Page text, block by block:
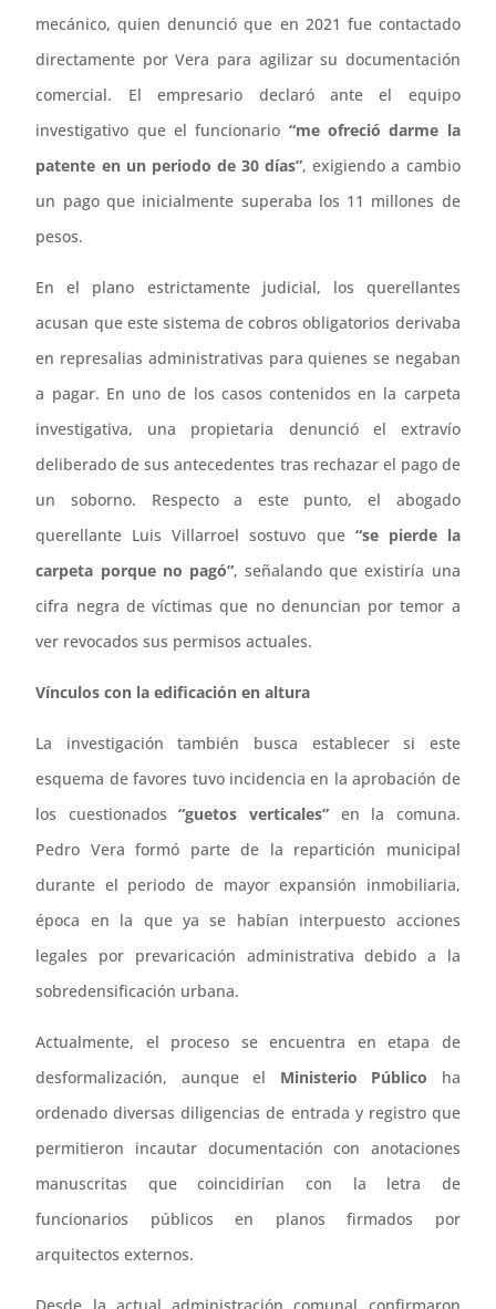
mecánico, quien denunció que en 2021 fue contactado
directamente por Vera para agilizar su documentación
comercial. El empresario declaró ante el equipo
investigativo que el funcionario “me ofreció darme la
patente en un periodo de 30 días”, exigiendo a cambio
un pago que inicialmente superaba los 11 millones de
pesos.
En el plano estrictamente judicial, los querellantes
acusan que este sistema de cobros obligatorios derivaba
en represalias administrativas para quienes se negaban
a pagar. En uno de los casos contenidos en la carpeta
investigativa, una propietaria denunció el extravío
deliberado de sus antecedentes tras rechazar el pago de
un soborno. Respecto a este punto, el abogado
querellante Luis Villarroel sostuvo que “se pierde la
carpeta porque no pagó”, señalando que existiría una
cifra negra de víctimas que no denuncian por temor a
ver revocados sus permisos actuales.
Vínculos con la edificación en altura
La investigación también busca establecer si este
esquema de favores tuvo incidencia en la aprobación de
los cuestionados“guetos verticales” en la comuna.
Pedro Vera formó parte de la repartición municipal
durante el periodo de mayor expansión inmobiliaria,
época en la que ya se habían interpuesto acciones
legales por prevaricación administrativa debido a la
sobredensificación urbana.
Actualmente, el proceso se encuentra en etapa de
desformalización, aunque el Ministerio Público ha
ordenado diversas diligencias de entrada y registro que
permitieron incautar documentación con anotaciones
manuscritas que coincidirían con la letra de
funcionarios públicos en planos firmados por
arquitectos externos.
Desde la actual administración comunal confirmaron